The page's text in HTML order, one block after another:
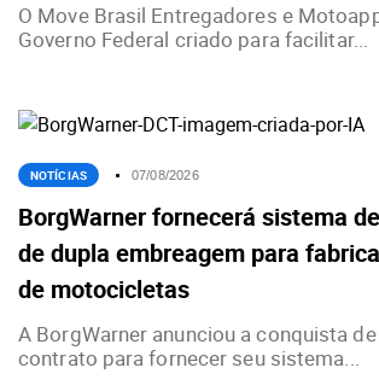
O Move Brasil Entregadores e
Governo Federal criado para facilitar...
NOTÍCIAS 07/08/2026
BorgWarner fornecerá sistema
de dupla embreagem para
de motocicletas
A BorgWarner anunciou a conquista
contrato para fornecer seu sistema...